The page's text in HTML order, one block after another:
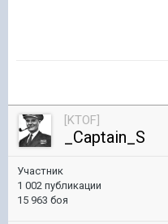
[KTOF]
_Captain_S
Участник
1 002 публикации
15 963 боя